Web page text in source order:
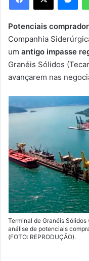
m
e
-
m
a
Potenciais
Companhia
um antigo impasse
Granéis Sólidos
avançarem nas
Terminal de Granéis
análise de potenciais
(FOTO: REPRODUÇÃO).